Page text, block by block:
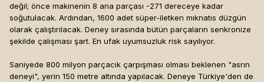
değil; önce makinenin 8 ana parçası -271 dereceye kadar
soğutulacak. Ardından, 1600 adet süper-iletken mıknatıs düzgün
olarak çalıştırılacak. Deney sırasında bütün parçaların senkronize
şekilde çalışması şart. En ufak uyumsuzluk risk sayılıyor.
Saniyede 800 milyon parçacık çarpışması olması beklenen "asrın
deneyi", yerin 150 metre altında yapılacak. Deneye Türkiye'den de